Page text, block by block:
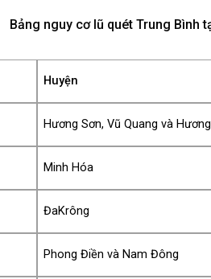
Bảng nguy cơ lũ quét Trung Bình
Huyện
Hương Sơn, Vũ Quang và
Minh Hóa
ĐaKrông
Phong Điền và Nam Đông